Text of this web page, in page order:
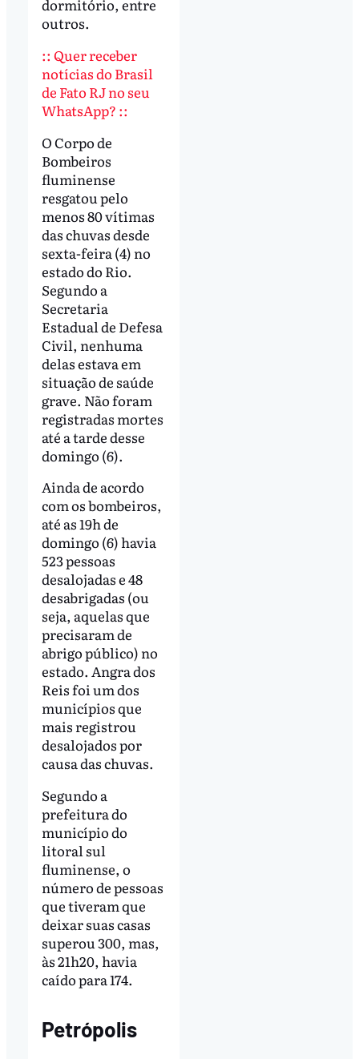
dormitório, entre
outros.
:: Quer receber
notícias do Brasil
de Fato RJ no seu
WhatsApp? ::
O Corpo de
Bombeiros
fluminense
resgatou pelo
menos 80 vítimas
das chuvas desde
sexta-feira (4) no
estado do Rio.
Segundo a
Secretaria
Estadual de Defesa
Civil, nenhuma
delas estava em
situação de saúde
grave. Não foram
registradas mortes
até a tarde desse
domingo (6).
Ainda de acordo
com os bombeiros,
até as 19h de
domingo (6) havia
523 pessoas
desalojadas e 48
desabrigadas (ou
seja, aquelas que
precisaram de
abrigo público) no
estado. Angra dos
Reis foi um dos
municípios que
mais registrou
desalojados por
causa das chuvas.
Segundo a
prefeitura do
município do
litoral sul
fluminense, o
número de pessoas
que tiveram que
deixar suas casas
superou 300, mas,
às 21h20, havia
caído para 174.
Petrópolis